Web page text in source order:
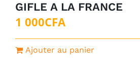
GIFLE A LA FRANCE
1 000CFA
Ajouter au panier